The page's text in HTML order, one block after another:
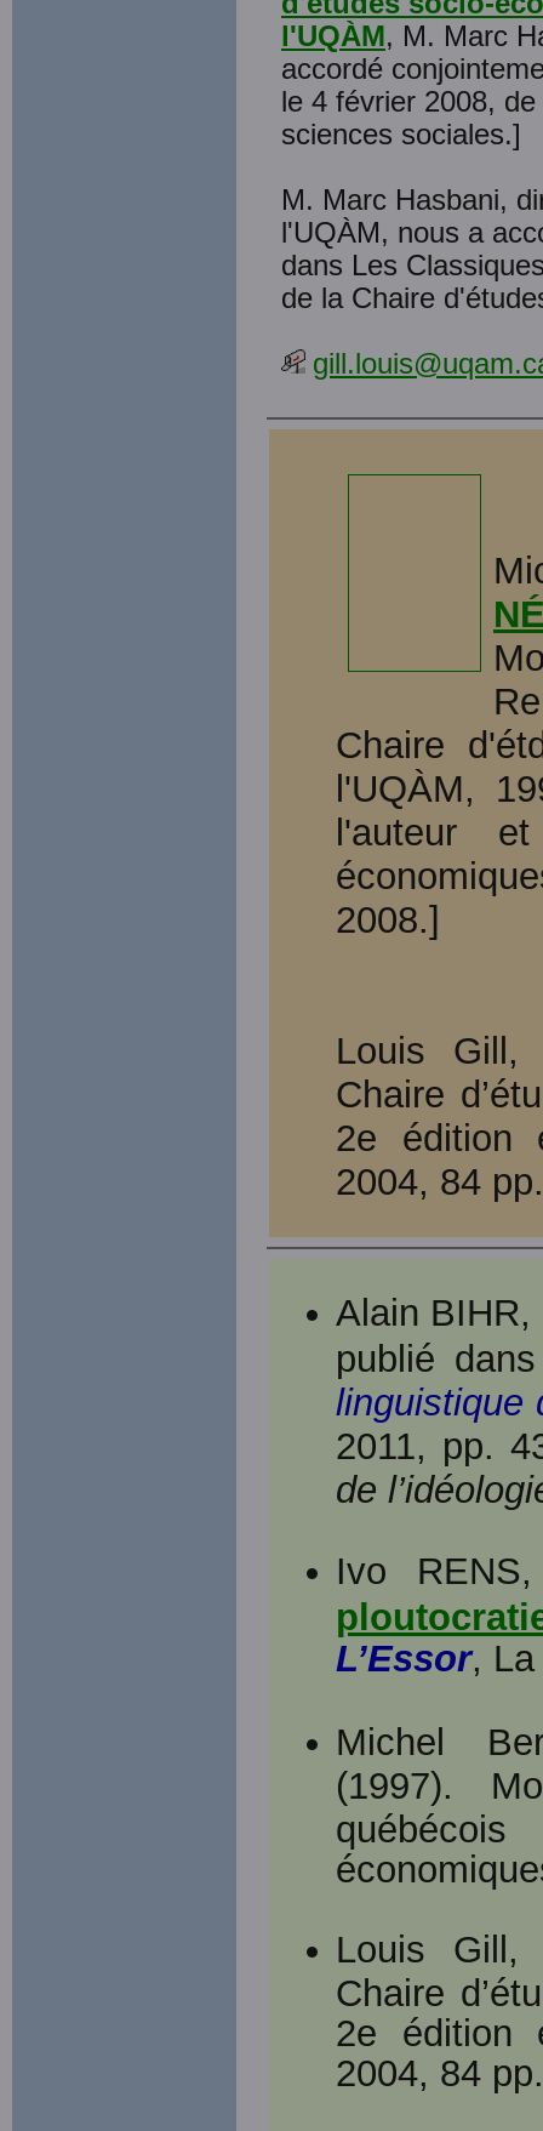
l'UQÀM, M. Marc
accordé
le 4 février 2008,
sciences sociales.]
M. Marc Hasbani,
l'UQÀM, nous a
dans Les
de la Chaire
Chaire
l'UQÀM,
l'auteur
2008.]
Louis
Chaire
2e édition
2004, 84 pp.
Alain BIHR,
publié
linguistique
2011, pp.
de
Ivo
L’Essor, La
Michel
(1997).
Louis
Chaire
2e édition
2004, 84 pp.